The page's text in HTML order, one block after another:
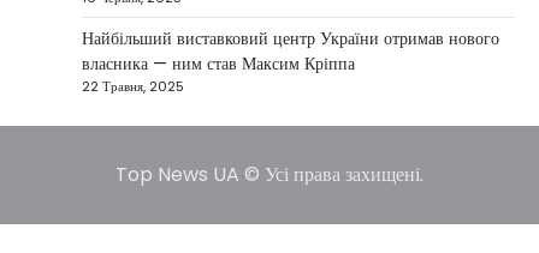
5
США не відкидають можливість
удару по Ірану у разі провалу
переговорів
Kolomysheva Anastasiya
17 Червня,
У США не виключають застосування сили проти
принесуть бажаних результатів.…
Найбільший виставковий центр України отримав нового
власника — ним став Максим Кріппа
22 Травня, 2025
Top News UA © Усі права захищені.